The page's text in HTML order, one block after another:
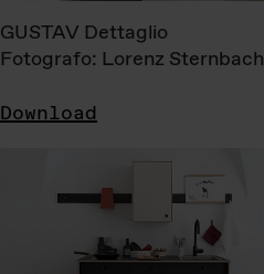
GUSTAV Dettaglio
Fotografo: Lorenz Sternbach
Download